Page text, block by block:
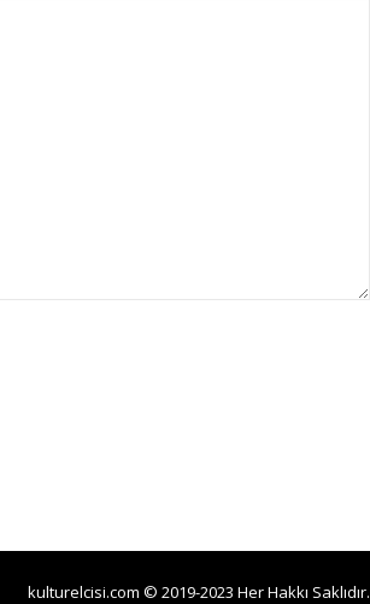
kulturelcisi.com © 2019-2023 Her Hakkı Saklıdır.